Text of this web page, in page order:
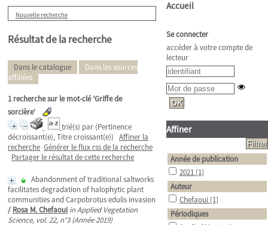
Nouvelle recherche
Résultat de la recherche
Dans le catalogue
Dans les sources
affiliées
1recherche sur le mot-clé'Griffe de
sorcière'
trié(s) par (Pertinence
décroissant(e), Titre croissant(e)) Affiner la
recherche Générer le flux rss de la recherche
Partager le résultat de cette recherche
Abandonment of traditional saltworks
facilitates degradation of halophytic plant
communities and Carpobrotus edulis invasion
/ Rosa M. Chefaoui in Applied Vegetation
Science, vol. 22, n°3 (Année 2019)
Accueil
Se connecter
accéder à votre compte de
lecteur
Affiner
Année de publication
2021 [1]
Auteur
Chefaoui [1]
Périodiques